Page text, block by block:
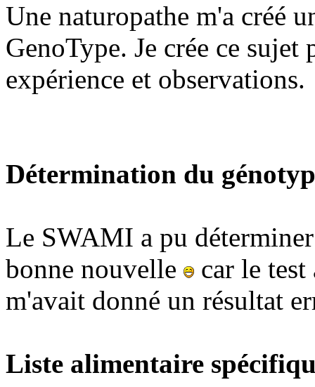
Une naturopathe m'a créé
GenoType. Je crée ce sujet
expérience et observations.
Détermination du
Le SWAMI a pu
bonne nouvelle
car le
m'avait donné un résultat
Liste alimentaire